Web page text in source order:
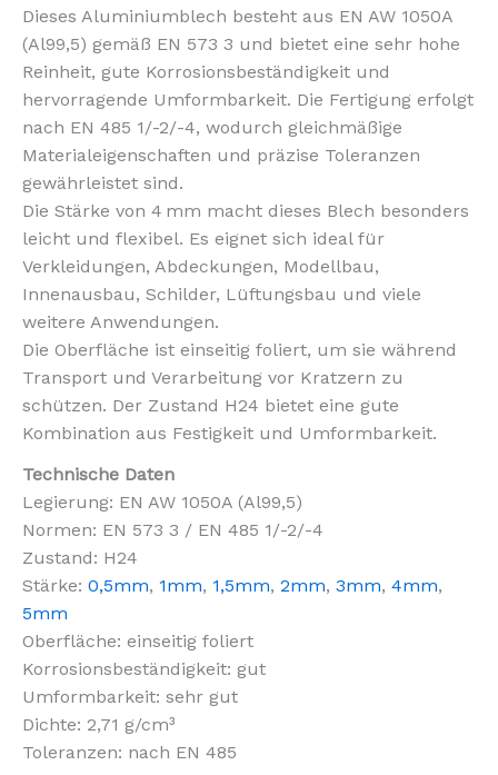
Dieses Aluminiumblech besteht aus EN AW 1050A
(Al99,5) gemäß EN 573 3 und bietet eine sehr hohe
Reinheit, gute Korrosionsbeständigkeit und
hervorragende Umformbarkeit. Die Fertigung erfolgt
nach EN 485 1/-2/-4, wodurch gleichmäßige
Materialeigenschaften und präzise Toleranzen
gewährleistet sind.
Die Stärke von 4 mm macht dieses Blech besonders
leicht und flexibel. Es eignet sich ideal für
Verkleidungen, Abdeckungen, Modellbau,
Innenausbau, Schilder, Lüftungsbau und viele
weitere Anwendungen.
Die Oberfläche ist einseitig foliert, um sie während
Transport und Verarbeitung vor Kratzern zu
schützen. Der Zustand H24 bietet eine gute
Kombination aus Festigkeit und Umformbarkeit.
Technische Daten
Legierung: EN AW 1050A (Al99,5)
Normen: EN 573 3 / EN 485 1/-2/-4
Zustand: H24
Stärke: 0,5mm, 1mm, 1,5mm, 2mm, 3mm, 4mm,
5mm
Oberfläche: einseitig foliert
Korrosionsbeständigkeit: gut
Umformbarkeit: sehr gut
Dichte: 2,71 g/cm³
Toleranzen: nach EN 485